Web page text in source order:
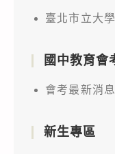
臺北市立大學
國中教育會
會考最新消息
新生專區